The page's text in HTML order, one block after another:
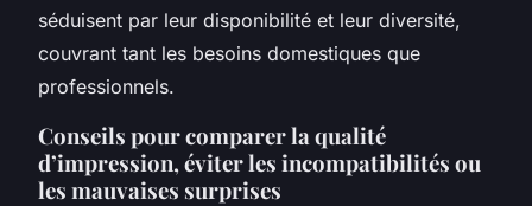
séduisent par leur disponibilité et leur diversité,
couvrant tant les besoins domestiques que
professionnels.
Conseils pour comparer la qualité
d’impression, éviter les incompatibilités ou
les mauvaises surprises